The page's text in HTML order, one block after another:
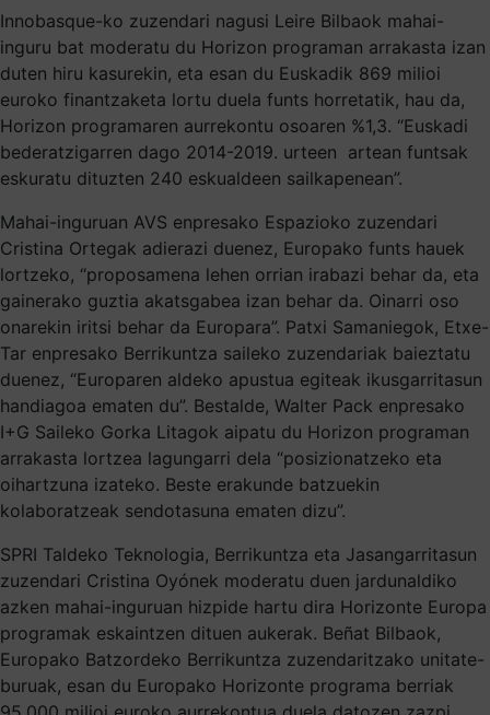
Innobasque-ko zuzendari nagusi Leire Bilbaok mahai-
inguru bat moderatu du Horizon programan arrakasta izan
duten hiru kasurekin, eta esan du Euskadik 869 milioi
euroko finantzaketa lortu duela funts horretatik, hau da,
Horizon programaren aurrekontu osoaren %1,3. “Euskadi
bederatzigarren dago 2014-2019. urteen artean funtsak
eskuratu dituzten 240 eskualdeen sailkapenean”.
Mahai-inguruan AVS enpresako Espazioko zuzendari
Cristina Ortegak adierazi duenez, Europako funts hauek
lortzeko, “proposamena lehen orrian irabazi behar da, eta
gainerako guztia akatsgabea izan behar da. Oinarri oso
onarekin iritsi behar da Europara”. Patxi Samaniegok, Etxe-
Tar enpresako Berrikuntza saileko zuzendariak baieztatu
duenez, “Europaren aldeko apustua egiteak ikusgarritasun
handiagoa ematen du”. Bestalde, Walter Pack enpresako
I+G Saileko Gorka Litagok aipatu du Horizon programan
arrakasta lortzea lagungarri dela “posizionatzeko eta
oihartzuna izateko. Beste erakunde batzuekin
kolaboratzeak sendotasuna ematen dizu”.
SPRI Taldeko Teknologia, Berrikuntza eta Jasangarritasun
zuzendari Cristina Oyónek moderatu duen jardunaldiko
azken mahai-inguruan hizpide hartu dira Horizonte Europa
programak eskaintzen dituen aukerak. Beñat Bilbaok,
Europako Batzordeko Berrikuntza zuzendaritzako unitate-
buruak, esan du Europako Horizonte programa berriak